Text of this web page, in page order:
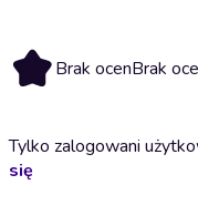
Brak ocenBrak
Tylko zalogowani
się